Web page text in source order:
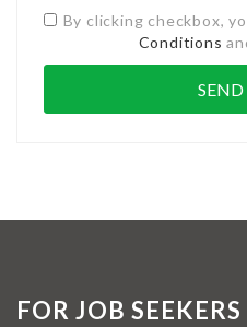
By clicking checkbox,
Conditions
FOR JOB SEEKERS